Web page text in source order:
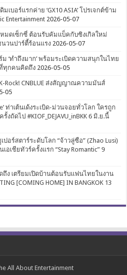
มเบอร์แรกค่าย ‘GX10 ASIA’ โปรเจกต์ข้าม
Entertainment 2026-05-07
โหมดเซ็กซี่ ต้อนรับคัมแบ็คกับซิงเกิลใหม่
นวนปาร์ตี้ร้อนแรง 2026-05-07
‘ทำถึงมาก’ พร้อมระเบิดความสนุกในไทย
ทุกคนคิดถึง 2026-05-05
Rock! CNBLUE ส่งสัญญาณความมันส์
05
ท่าเต้นเด้งระเบิด-ม่วนจอยทั่วโลก ใครถูก
งถัดไป #KIOF_DEJAVU_inBKK 6 มิ.ย.นี้
ร์สตาร์ระดับโลก “จ้าวลู่ซือ” (Zhao Lusi)
เชียทัวร์ครั้งแรก “Stay Romantic” 9
เตรียมเปิดบ้านต้อนรับแฟนไทยในงาน
[COMING HOME] IN BANGKOK 13
All About Entertainment